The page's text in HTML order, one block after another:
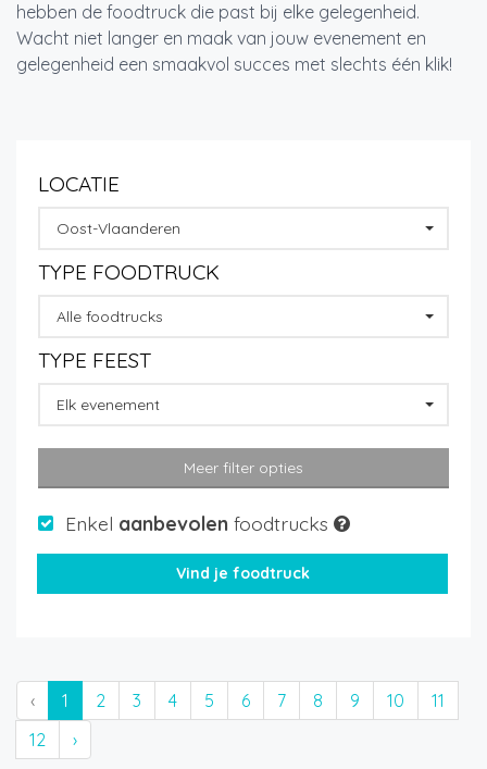
hebben de foodtruck die past bij elke gelegenheid.
Wacht niet langer en maak van jouw evenement en
gelegenheid een smaakvol succes met slechts één klik!
LOCATIE
Oost-Vlaanderen
TYPE FOODTRUCK
Alle foodtrucks
TYPE FEEST
Elk evenement
Meer filter opties
Enkel aanbevolen foodtrucks
‹ 1 2 3 4 5 6 7 8 9 10
11
12
›